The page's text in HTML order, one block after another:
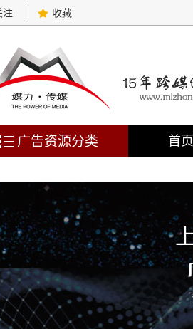
注 收藏
广告资源分类 首页